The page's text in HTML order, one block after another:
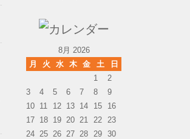
8月 2026
月
火 水 木 金 土 日
1
2
3
4 5 6 7 8
9
10 11 12 13 14 15
16
17 18 19 20 21 22 23
24 25 26 27 28 29 30